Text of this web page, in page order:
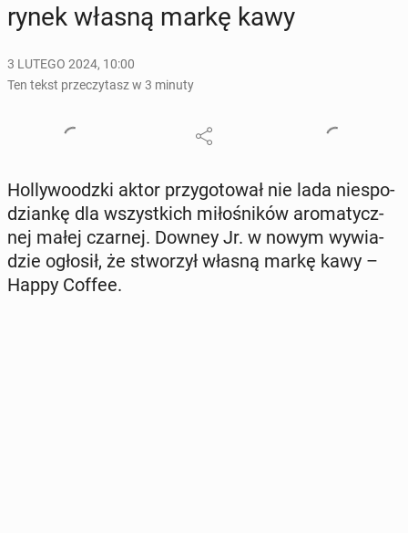
rynek własną markę kawy
3 LUTEGO 2024, 10:00
Ten tekst przeczytasz w 3 minuty
Hol­ly­wo­odz­ki aktor przy­go­to­wał nie lada nie­spo­
dzian­kę dla wszyst­kich mi­ło­śni­ków aro­ma­tycz­
nej małej czarnej. Downey Jr. w nowym wy­wia­
dzie ogłosił, że stwo­rzył własną markę kawy –
Happy Coffee.